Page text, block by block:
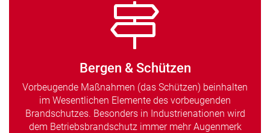
Bergen & Schützen
Vorbeugende Maßnahmen (das Schützen) beinhalten
im Wesentlichen Elemente des vorbeugenden
Brandschutzes. Besonders in Industrienationen wird
dem Betriebsbrandschutz immer mehr Augenmerk